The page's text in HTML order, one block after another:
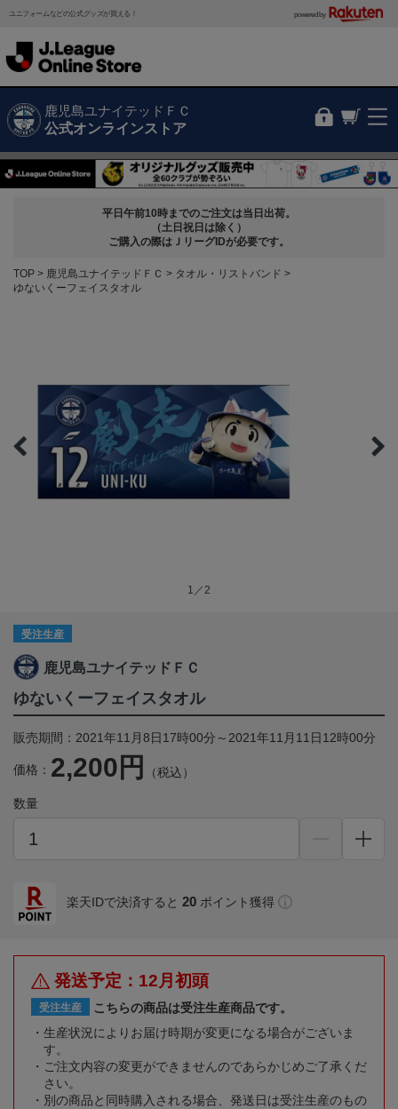
ユニフォームなどの公式グッズが買える！ powered by
鹿児島ユナイテッドＦＣ
公式オンラインストア
平日午前10時までのご注文は当日出荷。
（土日祝日は除く）
ご購入の際はＪリーグIDが必要です。
TOP 鹿児島ユナイテッドＦＣ
タオル・リストバンド
ゆないくーフェイスタオル
1／2
受注生産
鹿児島ユナイテッドＦＣ
ゆないくーフェイスタオル
販売期間：2021年11月8日17時00分～2021年11月11日12時00分
価格： 2,200円 （税込）
数量
楽天IDで決済すると 20 ポイント獲得
発送予定：12月初頭
受注生産
こちらの商品は受注生産商品です。
生産状況によりお届け時期が変更になる場合がございま
す。
ご注文内容の変更ができませんのであらかじめご了承くだ
さい。
別の商品と同時購入される場合、発送日は受注生産のもの